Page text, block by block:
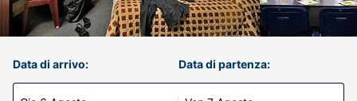
Data di arrivo: Data di partenza: